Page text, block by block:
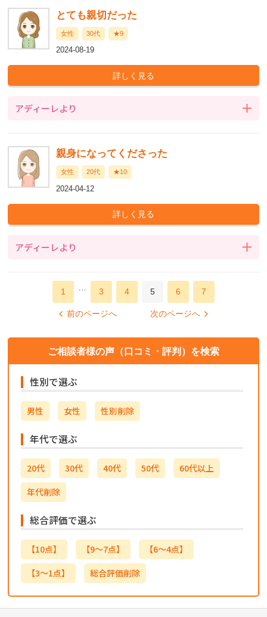
とても親切だった
女性 30代 ★9
2024-08-19
アディーレより
親身になってくださった
女性 20代 ★10
2024-04-12
アディーレより
1 3 4 5 6 7
前のページへ 次のページへ
ご相談者様の声（口コミ・評判）を検索
性別で選ぶ
男性 女性 性別削除
年代で選ぶ
20代 30代 40代 50代
60代以上
年代削除
総合評価で選ぶ
【10点】 【9～7点】
【6～4点】
【3～1点】
総合評価削除